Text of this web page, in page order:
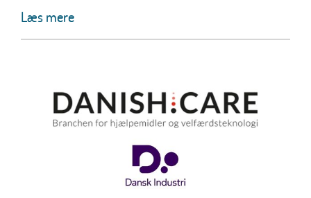
Læs mere